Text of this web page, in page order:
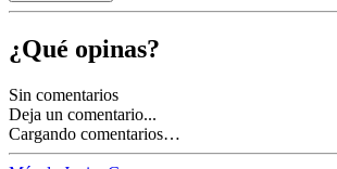
¿Qué opinas?
Sin comentarios
Deja un comentario...
Cargando comentarios…